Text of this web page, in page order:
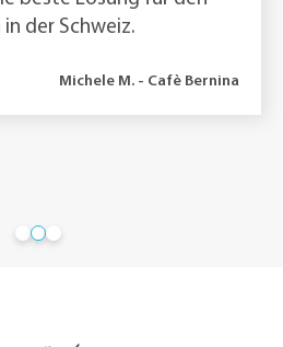
Michele M. - Cafè Bernina
Online-Service zeigt
sagen Ihnen also ganz klar:
Laure G. - Hello Donuts